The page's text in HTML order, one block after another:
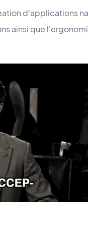
d'applications
ainsi que